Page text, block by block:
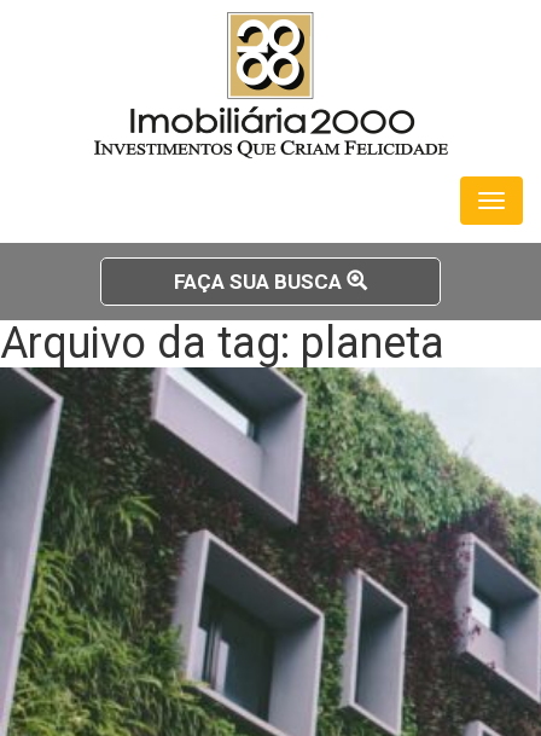
Toggle
FAÇA SUA BUSCA
Arquivo da tag: planeta